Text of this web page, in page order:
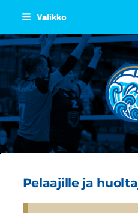
Siirry
sivun
sisältöön
Valikko
Pelaajille ja